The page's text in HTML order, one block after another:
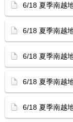
6/18 夏季南
6/18 夏季南越
6/18 夏季南越
6/18 夏季南
6/18 夏季南越